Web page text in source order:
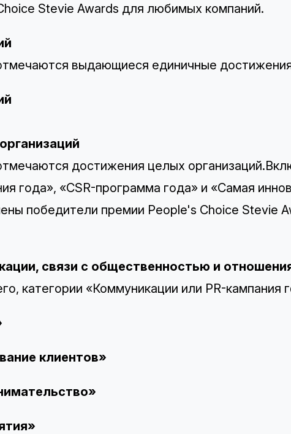
Stevie Awards для любимых компаний.
выдающиеся единичные
достижения целых
года», «CSR-программа года» и «Самая
победители премии People's Choice Stevie
связи с общественностью и
категории «Коммуникации или PR-кампания
клиентов»